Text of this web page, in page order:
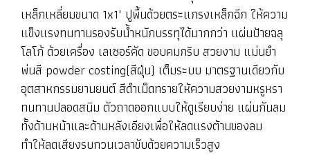
เหล็กเหลี่ยมขนาด 1x1" ปูพื้นด้วยตระแกรงเหล็กฉีก ให้ความ
แข็งแรงทนทานรองรับน้ำหนักบรรทุได้มากกว่า แผ่นป้ายฉลุ
โลโก้ ด้วยเครื่อง เลเซอร์คัด ขอบคมกริบ สวยงาม แม่นยำ
พ่นสี powder costing(สีฝุ่น) เต็มระบบ มาตรฐานเดียวกับ
อุตสาหกรรมยานยนต์ สีดำเม็ดทรายให้ความสวยงามหรูหรา
ทนทานปลอดสนิม ตัวถาดออกแบบให้ดูเรียบง่าย แผ่นกันลม
ทั้งด้านหน้าและด้านหลังเอียงเพื่อให้ลดแรงต้านของลม
ทำให้ลดเสียงรบกวนเวลาขับด้วยความเร็วสูง